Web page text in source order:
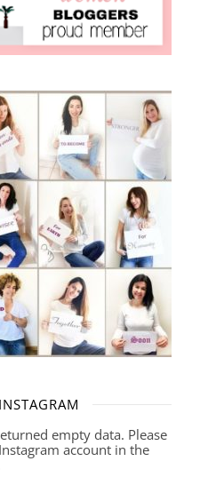
INSTAGRAM
empty data. Please
account in the